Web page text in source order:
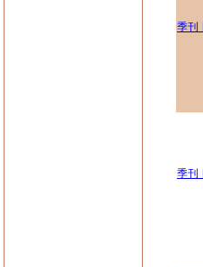
季刊
季刊